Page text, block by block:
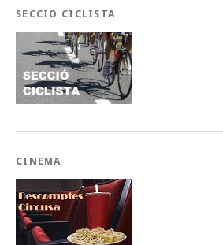
SECCIO CICLISTA
CINEMA